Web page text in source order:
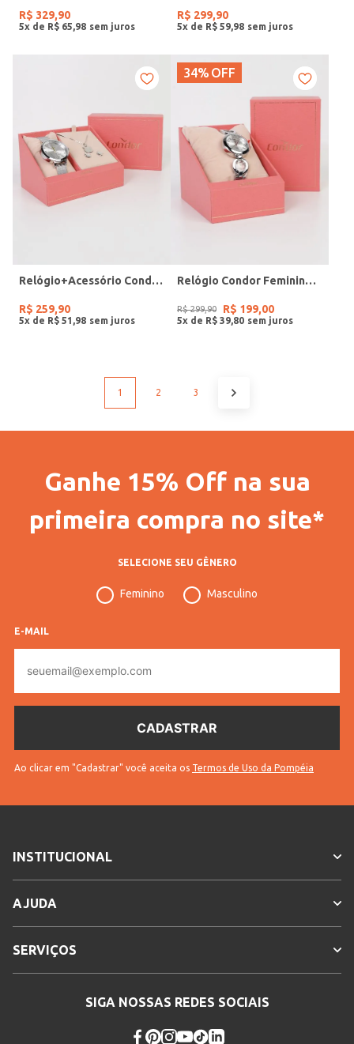
R$ 329,90
5x de R$ 65 98
R$ 299,90
5x de R$ 59 98
Relógio+Acessório Condor Feminino PRATA
R$ 259,90
5x de R$ 51 98
34% OFF
Relógio Condor Feminino PRATA
R$ 299,90 R$ 199,00
5x de R$ 39 80
1 2 3
Ganhe 15% Off na sua
primeira compra no site*
SELECIONE SEU GÊNERO
Feminino Masculino
E-MAIL
mail
Ao clicar em "Cadastrar" você aceita os Termos de Uso da Pompéia
INSTITUCIONAL
AJUDA
SERVIÇOS
SIGA NOSSAS REDES SOCIAIS